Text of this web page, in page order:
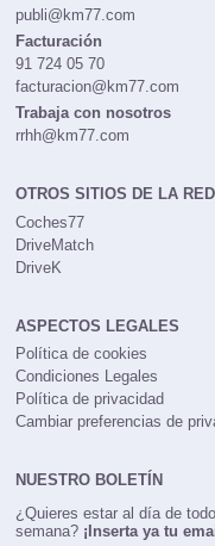
publi@km77.com
Facturación
91 724 05 70
facturacion@km77.com
Trabaja con nosotros
rrhh@km77.com
OTROS SITIOS DE LA
Coches77
DriveMatch
DriveK
ASPECTOS LEGALES
Política de cookies
Condiciones Legales
Política de privacidad
Cambiar preferencias de
NUESTRO BOLETÍN
¿Quieres estar al día de
semana? ¡Inserta ya tu